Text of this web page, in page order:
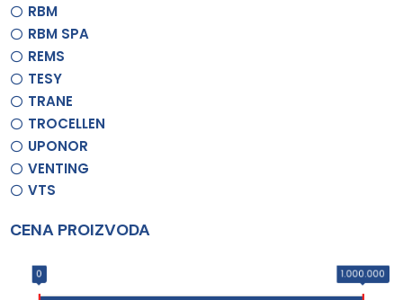
RBM
RBM SPA
REMS
TESY
TRANE
TROCELLEN
UPONOR
VENTING
VTS
CENA PROIZVODA
0 1.000.000